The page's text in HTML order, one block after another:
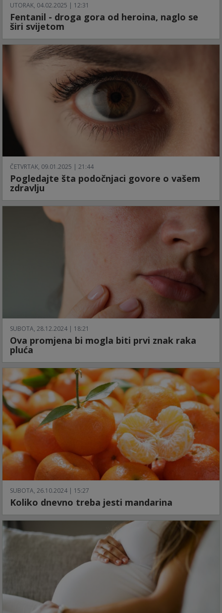
UTORAK, 04.02.2025 | 12:31
Fentanil - droga gora od heroina, naglo se
širi svijetom
ČETVRTAK, 09.01.2025 | 21:44
Pogledajte šta podočnjaci govore o vašem
zdravlju
SUBOTA, 28.12.2024 | 18:21
Ova promjena bi mogla biti prvi znak raka
pluća
SUBOTA, 26.10.2024 | 15:27
Koliko dnevno treba jesti mandarina